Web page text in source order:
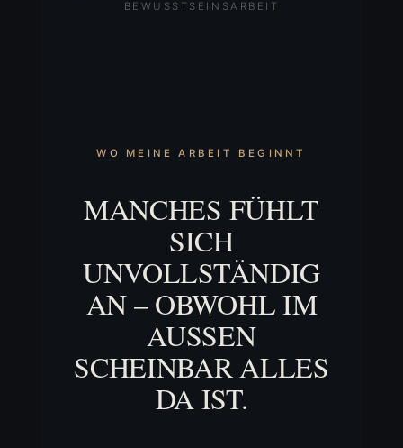
BEWUSSTSEINSARBEIT
WO MEINE ARBEIT BEGINNT
MANCHES FÜHLT
SICH
UNVOLLSTÄNDIG
AN – OBWOHL IM
AUSSEN S
CHEINBAR ALLES D
A IST.